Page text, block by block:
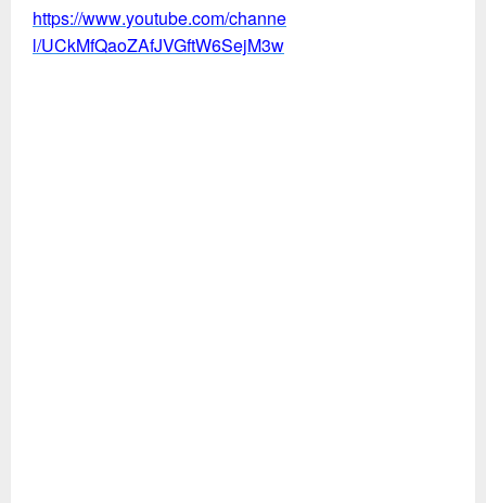
https://www.youtube.com/channe
l/UCkMfQaoZAfJVGftW6SejM3w